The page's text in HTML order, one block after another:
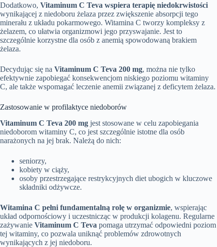
Dodatkowo, Vitaminum C Teva wspiera terapię niedokrwistości
wynikającej z niedoboru żelaza przez zwiększenie absorpcji tego
minerału z układu pokarmowego. Witamina C tworzy kompleksy z
żelazem, co ułatwia organizmowi jego przyswajanie. Jest to
szczególnie korzystne dla osób z anemią spowodowaną brakiem
żelaza.
Decydując się na Vitaminum C Teva 200 mg, można nie tylko
efektywnie zapobiegać konsekwencjom niskiego poziomu witaminy
C, ale także wspomagać leczenie anemii związanej z deficytem żelaza.
Zastosowanie w profilaktyce niedoborów
Vitaminum C Teva 200 mg jest stosowane w celu zapobiegania
niedoborom witaminy C, co jest szczególnie istotne dla osób
narażonych na jej brak. Należą do nich:
seniorzy,
kobiety w ciąży,
osoby przestrzegające restrykcyjnych diet ubogich w kluczowe
składniki odżywcze.
Witamina C pełni fundamentalną rolę w organizmie, wspierając
układ odpornościowy i uczestnicząc w produkcji kolagenu. Regularne
zażywanie Vitaminum C Teva pomaga utrzymać odpowiedni poziom
tej witaminy, co pozwala uniknąć problemów zdrowotnych
wynikających z jej niedoboru.